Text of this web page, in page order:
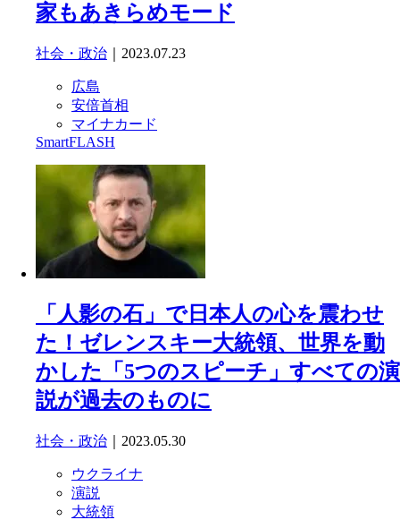
家もあきらめモード
社会・政治 ｜2023.07.23
広島
安倍首相
マイナカード
SmartFLASH
「人影の石」で日本人の心を震わせ
た！ゼレンスキー大統領、世界を動
かした「5つのスピーチ」すべての演
説が過去のものに
社会・政治 ｜2023.05.30
ウクライナ
演説
大統領